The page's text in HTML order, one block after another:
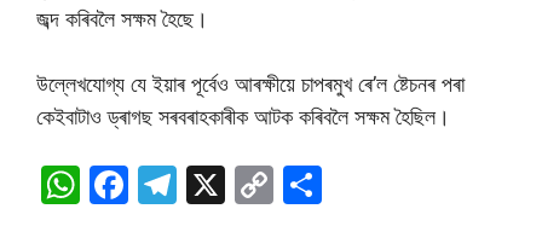
জব্দ কৰিবলৈ সক্ষম হৈছে।
উল্লেখযোগ্য যে ইয়াৰ পূৰ্বেও আৰক্ষীয়ে চাপৰমুখ ৰে’ল ষ্টেচনৰ পৰা
কেইবাটাও ড্ৰাগছ সৰবৰাহকাৰীক আটক কৰিবলৈ সক্ষম হৈছিল।
W F
T
X
C